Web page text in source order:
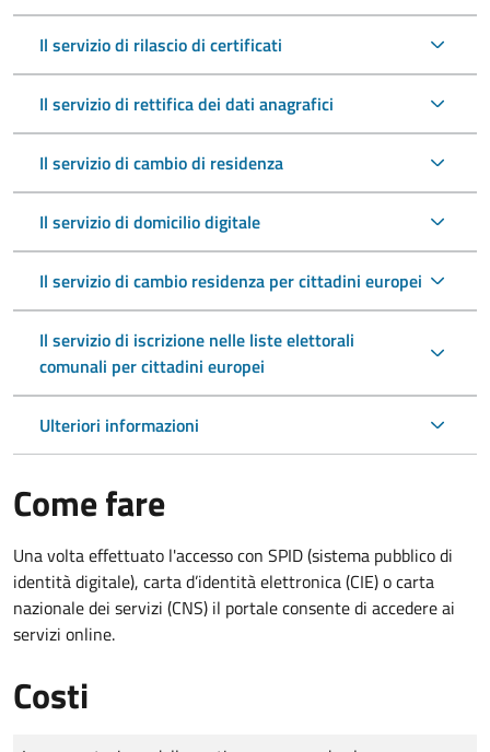
Il servizio di rilascio di certificati
Il servizio di rettifica dei dati anagrafici
Il servizio di cambio di residenza
Il servizio di domicilio digitale
Il servizio di cambio residenza per cittadini europei
Il servizio di iscrizione nelle liste elettorali
comunali per cittadini europei
Ulteriori informazioni
Come fare
Una volta effettuato l'accesso con SPID (sistema pubblico di
identità digitale), carta d’identità elettronica (CIE) o carta
nazionale dei servizi (CNS) il portale consente di accedere ai
servizi online.
Costi
Tipo di pagamento
Importo